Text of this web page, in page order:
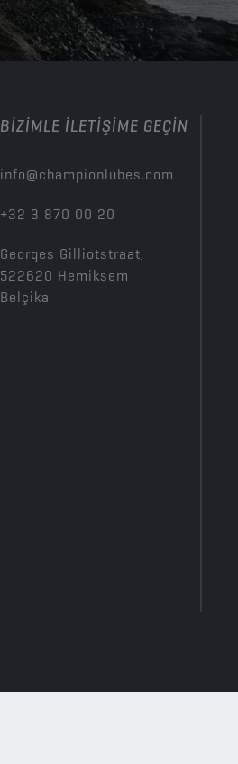
BIZIMLE İLETIŞIME GEÇIN
info@championlubes.com
+32 3 870 00 20
Georges Gilliotstraat,
522620 Hemiksem
Belçika